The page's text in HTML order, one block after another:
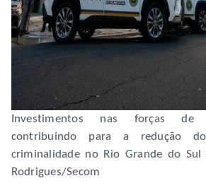
Investimentos nas forças de
contribuindo para a redução
criminalidade no Rio Grande do
Rodrigues/Secom